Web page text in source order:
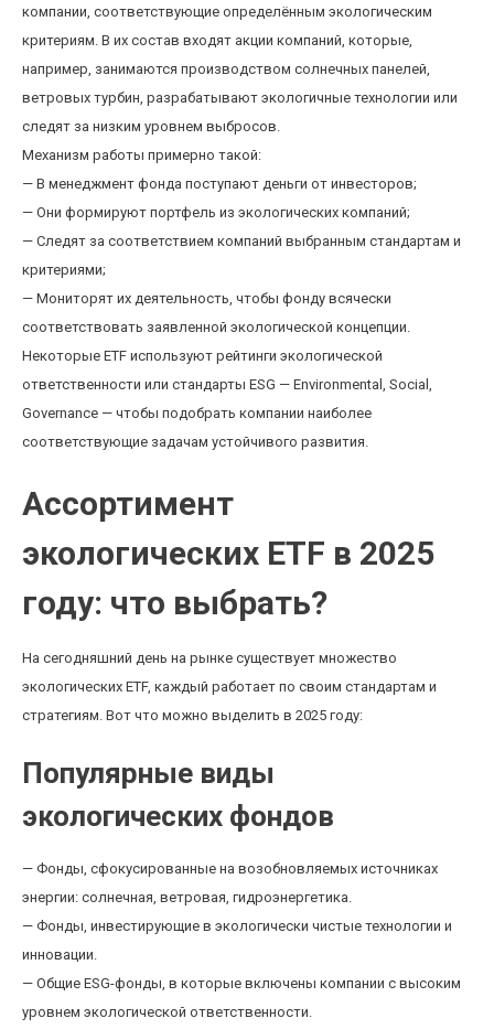
компании, соответствующие определённым экологическим
критериям. В их состав входят акции компаний, которые,
например, занимаются производством солнечных панелей,
ветровых турбин, разрабатывают экологичные технологии или
следят за низким уровнем выбросов.
Механизм работы примерно такой:
— В менеджмент фонда поступают деньги от инвесторов;
— Они формируют портфель из экологических компаний;
— Следят за соответствием компаний выбранным стандартам и
критериями;
— Мониторят их деятельность, чтобы фонду всячески
соответствовать заявленной экологической концепции.
Некоторые ETF используют рейтинги экологической
ответственности или стандарты ESG — Environmental, Social,
Governance — чтобы подобрать компании наиболее
соответствующие задачам устойчивого развития.
Ассортимент
экологических ETF в 2025
году: что выбрать?
На сегодняшний день на рынке существует множество
экологических ETF, каждый работает по своим стандартам и
стратегиям. Вот что можно выделить в 2025 году:
Популярные виды
экологических фондов
— Фонды, сфокусированные на возобновляемых источниках
энергии: солнечная, ветровая, гидроэнергетика.
— Фонды, инвестирующие в экологически чистые технологии и
инновации.
— Общие ESG-фонды, в которые включены компании с высоким
уровнем экологической ответственности.